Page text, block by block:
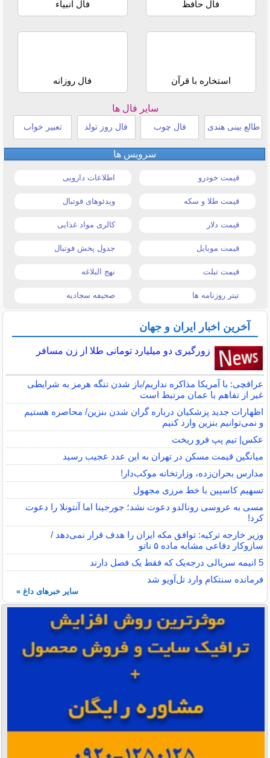
فال حافظ فال انبیاء
استخاره با قرآن فال روزانه
سایر فال ها
طالع بینی هندی فال چوب فال روز تولد تعبیر خواب
سرویس ها
قیمت خودرو اطلاعات دارویی
قیمت طلا و سکه ویدئوهای فوتبال
قیمت دلار کالری مواد غذایی
قیمت موبایل جدول پخش فوتبال
قیمت تبلت نهج البلاغه
تیتر روزنامه ها صحیفه سجادیه
آخرین اخبار ایران و جهان
زورگیری دو میلیارد تومانی طلا از زن مسافر
عراقچی: با آمریکا مذاکره نداریم/باز شدن تنگه هرمز به شرایطی
غیر از تفاهم با عمان مرتبط است
اظهارات جدید پزشکیان درباره گران شدن بنزین/ محاصره هستیم
و نمی‌توانیم بنزین وارد کنیم
عکس| تیم پپ فرو ریخت
میانگین قیمت مسکن در تهران به این عدد عجیب رسید
مدارس بحران‌زده، وزارتخانه موکب‌دار!
تسهیم کاسپین با خط مرزی مجهول
مسی به عروسی رونالدو دعوت نشد؛ جورجینا اما آنتونلا را دعوت
کرد!
وزیر خارجه ترکیه: توافق مکه ایران را هدف قرار نمی‌دهد /
سازوکار دفاعی مشابه ماده ۵ ناتو
5 انیمه سریالی درجه‌یک که فقط یک فصل دارند
فرمانده سنتکام وارد تل‌آویو شد
سایر خبرهای داغ »